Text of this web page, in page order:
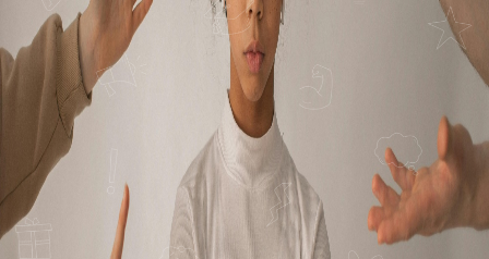
GEDAAN, DURFDE
IK DAT NIET TE
ZEGGEN'